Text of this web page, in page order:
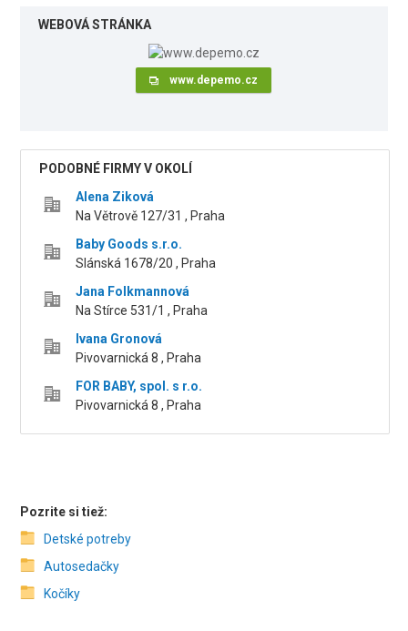
WEBOVÁ STRÁNKA
www.depemo.cz
PODOBNÉ FIRMY V OKOLÍ
Alena Ziková
Na Větrově 127/31 , Praha
Baby Goods s.r.o.
Slánská 1678/20 , Praha
Jana Folkmannová
Na Stírce 531/1 , Praha
Ivana Gronová
Pivovarnická 8 , Praha
FOR BABY, spol. s r.o.
Pivovarnická 8 , Praha
Pozrite si tiež:
Detské potreby
Autosedačky
Kočíky